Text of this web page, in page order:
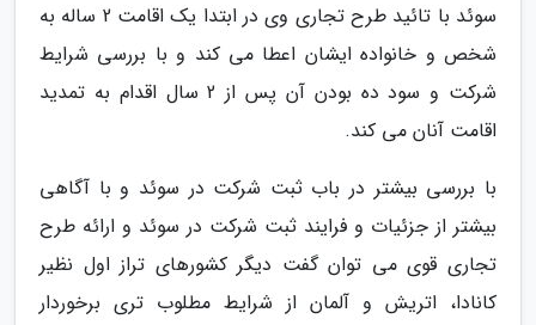
سوئد با تائید طرح تجاری وی در ابتدا یک اقامت 2 ساله به
شخص و خانواده ایشان اعطا می کند و با بررسی شرایط
شرکت و سود ده بودن آن پس از 2 سال اقدام به تمدید
اقامت آنان می کند.
با بررسی بیشتر در باب ثبت شرکت در سوئد و با آگاهی
بیشتر از جزئیات و فرایند ثبت شرکت در سوئد و ارائه طرح
تجاری قوی می توان گفت دیگر کشورهای تراز اول نظیر
کانادا، اتریش و آلمان از شرایط مطلوب تری برخوردار